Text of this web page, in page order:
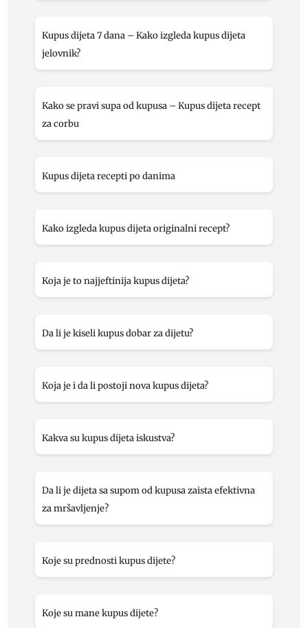
Kupus dijeta 7 dana – Kako izgleda kupus dijeta
jelovnik?
Kako se pravi supa od kupusa – Kupus dijeta recept
za corbu
Kupus dijeta recepti po danima
Kako izgleda kupus dijeta originalni recept?
Koja je to najjeftinija kupus dijeta?
Da li je kiseli kupus dobar za dijetu?
Koja je i da li postoji nova kupus dijeta?
Kakva su kupus dijeta iskustva?
Da li je dijeta sa supom od kupusa zaista efektivna
za mršavljenje?
Koje su prednosti kupus dijete?
Koje su mane kupus dijete?